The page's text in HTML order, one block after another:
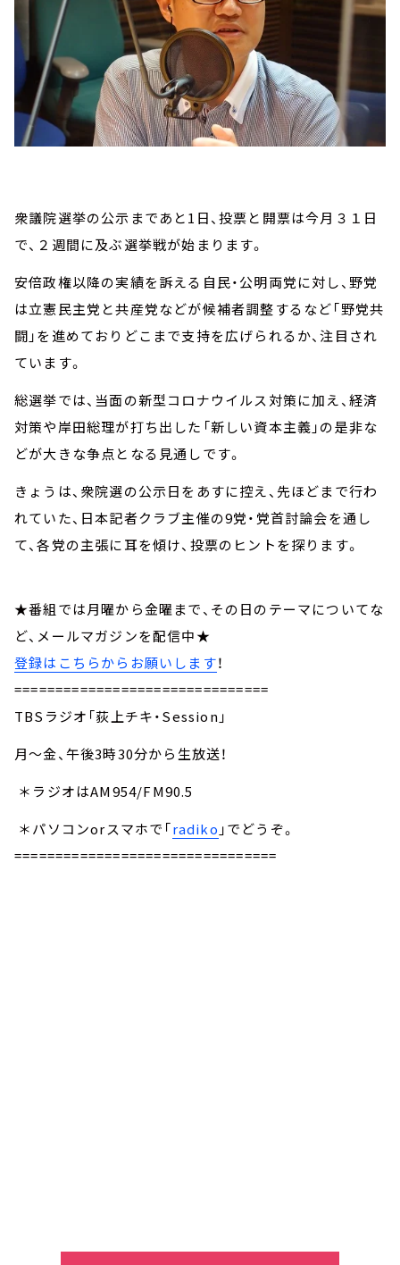
衆議院選挙の公示まであと1日、投票と開票は今月３１日
で、２週間に及ぶ選挙戦が始まります。
安倍政権以降の実績を訴える自民・公明両党に対し、野党
は立憲民主党と共産党などが候補者調整するなど「野党共
闘」を進めておりどこまで支持を広げられるか、注目され
ています。
総選挙では、当面の新型コロナウイルス対策に加え、経済
対策や岸田総理が打ち出した「新しい資本主義」の是非な
どが大きな争点となる見通しです。
きょうは、衆院選の公示日をあすに控え、先ほどまで行わ
れていた、日本記者クラブ主催の9党・党首討論会を通し
て、各党の主張に耳を傾け、投票のヒントを探ります。
★番組では月曜から金曜まで、その日のテーマについてな
ど、メールマガジンを配信中★
登録はこちらからお願いします！
===============================
TBSラジオ「荻上チキ・Session」
月～金、午後3時30分から生放送！
＊ラジオはAM954/FM90.5
＊パソコンorスマホで「radiko 」でどうぞ。
================================